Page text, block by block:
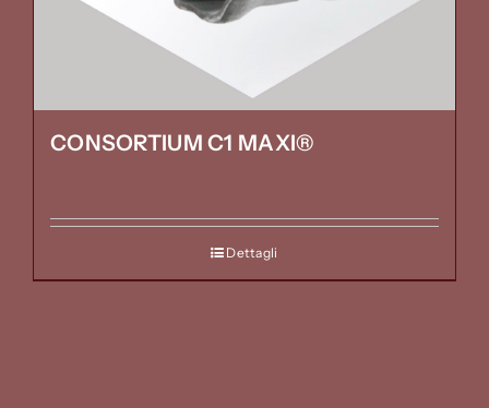
CONSORTIUM C1 MAXI®
Dettagli